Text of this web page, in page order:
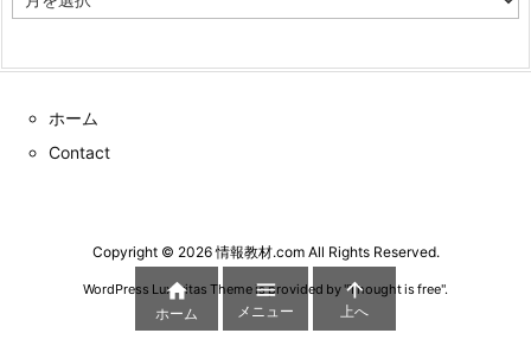
ー
ホーム
Contact
Copyright © 2026 情報教材.comAll Rights Reserved.
WordPress Luxeritas Theme is provided by "Thought is free".

ホーム

メニュー

上へ